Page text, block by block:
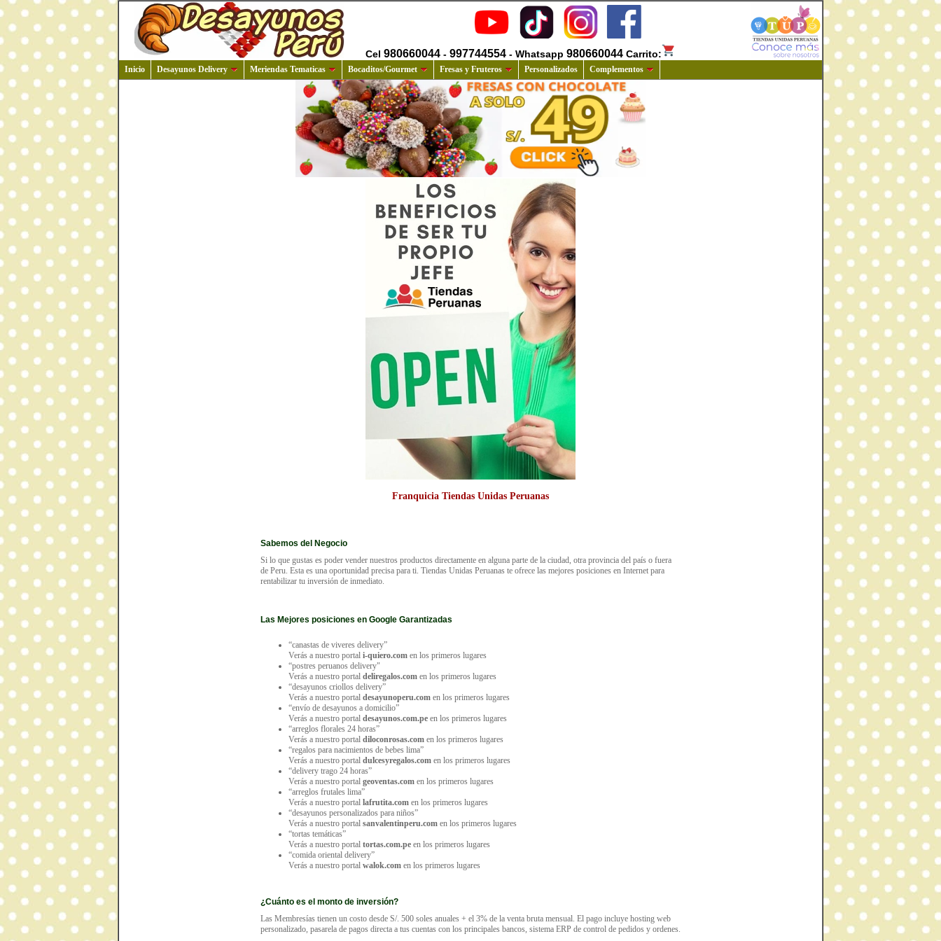
Cel 980660044 - 997744554 - Whatsapp 980660044 Carrito:
Inicio Desayunos Delivery Meriendas Tematicas Bocaditos/Gourmet Fresas y Fruteros Personalizados Complementos
Franquicia Tiendas Unidas Peruanas
Sabemos del Negocio
Si lo que gustas es poder vender nuestros productos directamente en alguna parte de la ciudad, otra provincia del país o fuera
de Peru. Esta es una oportunidad precisa para ti. Tiendas Unidas Peruanas te ofrece las mejores posiciones en Internet para
rentabilizar tu inversión de inmediato.
Las Mejores posiciones en Google Garantizadas
“canastas de viveres delivery”
Verás a nuestro portal i-quiero.com en los primeros lugares
“postres peruanos delivery"
Verás a nuestro portal deliregalos.com en los primeros lugares
“desayunos criollos delivery”
Verás a nuestro portal desayunoperu.com en los primeros lugares
“envío de desayunos a domicilio”
Verás a nuestro portal desayunos.com.pe en los primeros lugares
“arreglos florales 24 horas”
Verás a nuestro portal diloconrosas.com en los primeros lugares
“regalos para nacimientos de bebes lima”
Verás a nuestro portal dulcesyregalos.com en los primeros lugares
“delivery trago 24 horas”
Verás a nuestro portal geoventas.com en los primeros lugares
“arreglos frutales lima”
Verás a nuestro portal lafrutita.com en los primeros lugares
“desayunos personalizados para niños”
Verás a nuestro portal sanvalentinperu.com en los primeros lugares
“tortas temáticas”
Verás a nuestro portal tortas.com.pe en los primeros lugares
“comida oriental delivery”
Verás a nuestro portal walok.com en los primeros lugares
¿Cuánto es el monto de inversión?
Las Membresías tienen un costo desde S/. 500 soles anuales + el 3% de la venta bruta mensual. El pago incluye hosting web
personalizado, pasarela de pagos directa a tus cuentas con los principales bancos, sistema ERP de control de pedidos y ordenes.